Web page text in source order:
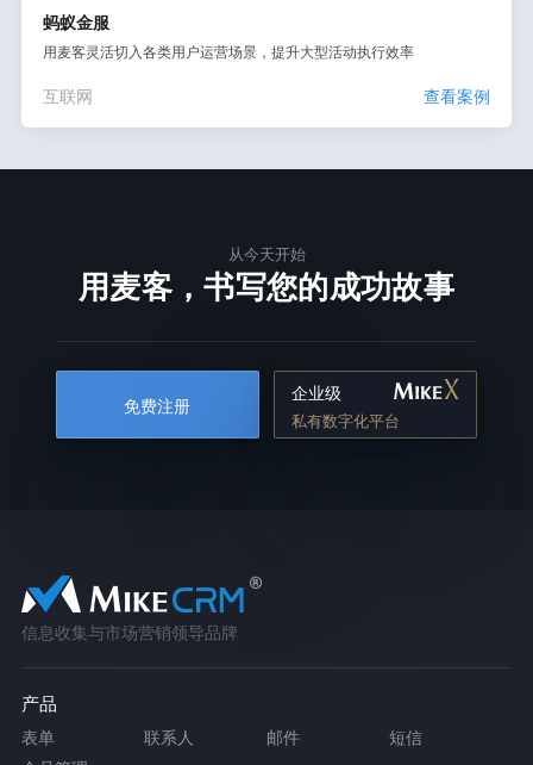
蚂蚁金服
用麦客灵活切入各类用户运营场景，提升大型活动执行效率
互联网 查看案例
从今天开始
用麦客，书写您的成功故事
免费注册
企业级
私有数字化平台
信息收集与市场营销领导品牌
产品
表单 联系人 邮件
短信